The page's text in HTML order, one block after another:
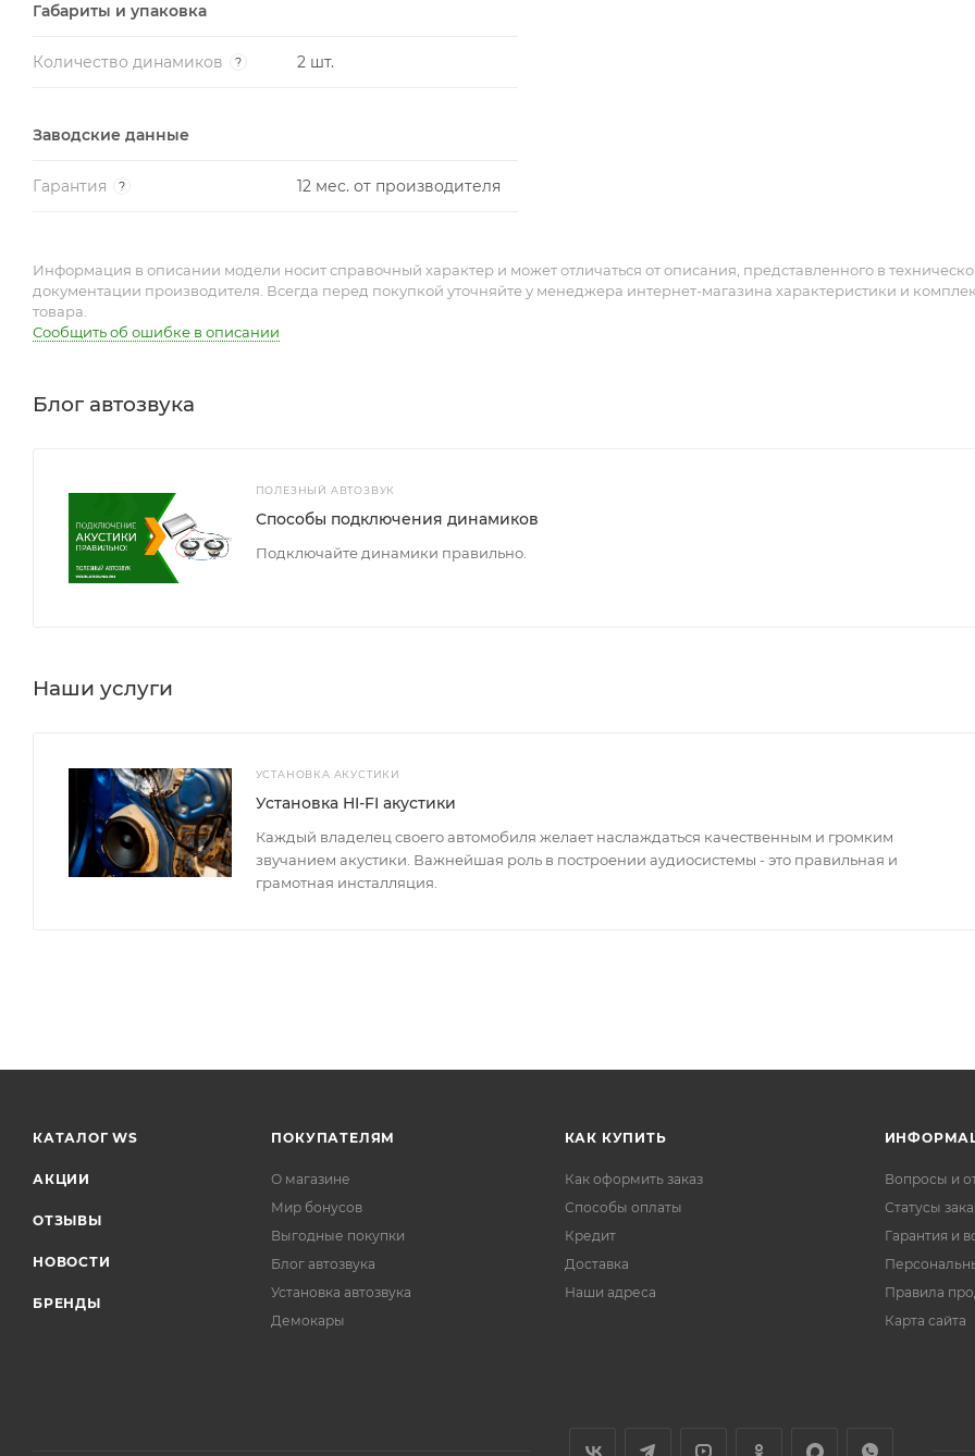
Габариты и упаковка
Количество динамиков ? 2 шт.
Заводские данные
Гарантия ? 12 мес. от производителя
Информация в описании модели носит справочный характер и может отличаться от описания, представленного в
документации производителя. Всегда перед покупкой уточняйте у менеджера интернет-магазина характеристики и
товара.
Сообщить об ошибке в описании
Блог автозвука
ПОЛЕЗНЫЙ АВТОЗВУК
Способы подключения динамиков
Подключайте динамики правильно.
Наши услуги
УСТАНОВКА АКУСТИКИ
Установка HI-FI акустики
Каждый владелец своего автомобиля желает наслаждаться качественным и громким
звучанием акустики. Важнейшая роль в построении аудиосистемы - это правильная и
грамотная инсталляция.
КАТАЛОГ WS
АКЦИИ
ОТЗЫВЫ
НОВОСТИ
БРЕНДЫ
ПОКУПАТЕЛЯМ
О магазине
Мир бонусов
Выгодные покупки
Блог автозвука
Установка автозвука
Демокары
КАК КУПИТЬ
Как оформить заказ
Способы оплаты
Кредит
Доставка
Наши адреса
Вопросы и
Статусы
Гарантия и
Правила
Карта сайта